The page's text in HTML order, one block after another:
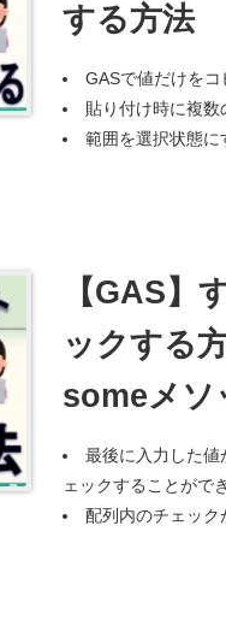
する方法
GASで値だけをコ
貼り付け時に複数
範囲を選択状態に
【GAS】
ックする
someメソ
最後に入力した値
ェックすることがで
配列内のチェック